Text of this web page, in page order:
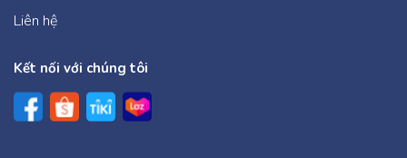
Liên hệ
Kết nối với chúng tôi